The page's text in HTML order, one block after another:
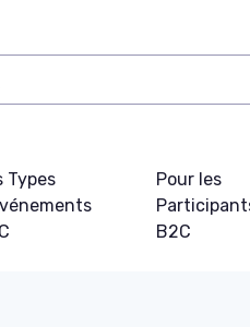
Types
Pour les
B2C